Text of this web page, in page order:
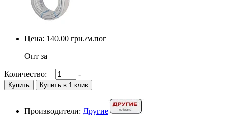
Цена: 140.00 грн./м.пог
Опт за
Количество: + -
Купить Купить в 1 клик
Производители: Другие